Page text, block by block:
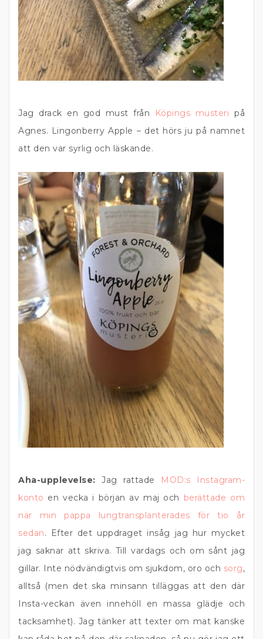
Jag drack en god must från Köpings musteri på
Agnes. Lingonberry Apple – det hörs ju på namnet
att den var syrlig och läskande.
Aha-upplevelse: Jag rattade MOD:s
Instagram-
konto en vecka i början av maj och berättade om
när min pappa lungtransplanterades för tio år
sedan. Efter det uppdraget insåg jag hur mycket
jag saknar att skriva. Till vardags och om sånt jag
gillar. Inte nödvändigtvis om sjukdom, oro och sorg,
alltså (men det ska minsann tilläggas att den där
Insta-veckan även innehöll en massa glädje och
tacksamhet). Jag tänker att texter om mat kanske